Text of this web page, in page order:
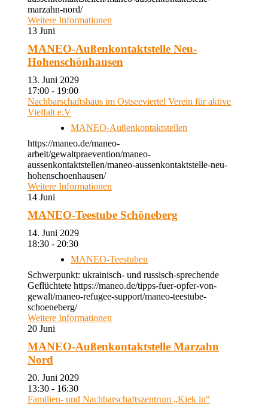
marzahn-nord/
Weitere Informationen
13 Juni
MANEO-Außenkontaktstelle Neu-
Hohenschönhausen
13. Juni 2029
17:00 - 19:00
Nachbarschaftshaus im Ostseeviertel Verein für aktive
Vielfalt e.V
MANEO-Außenkontaktstellen
https://maneo.de/maneo-
arbeit/gewaltpraevention/maneo-
aussenkontaktstellen/maneo-aussenkontaktstelle-neu-
hohenschoenhausen/
Weitere Informationen
14 Juni
MANEO-Teestube Schöneberg
14. Juni 2029
18:30 - 20:30
MANEO-Teestuben
Schwerpunkt: ukrainisch- und russisch-sprechende
Geflüchtete https://maneo.de/tipps-fuer-opfer-von-
gewalt/maneo-refugee-support/maneo-teestube-
schoeneberg/
Weitere Informationen
20 Juni
MANEO-Außenkontaktstelle Marzahn
Nord
20. Juni 2029
13:30 - 16:30
Familien- und Nachbarschaftszentrum „Kiek in“